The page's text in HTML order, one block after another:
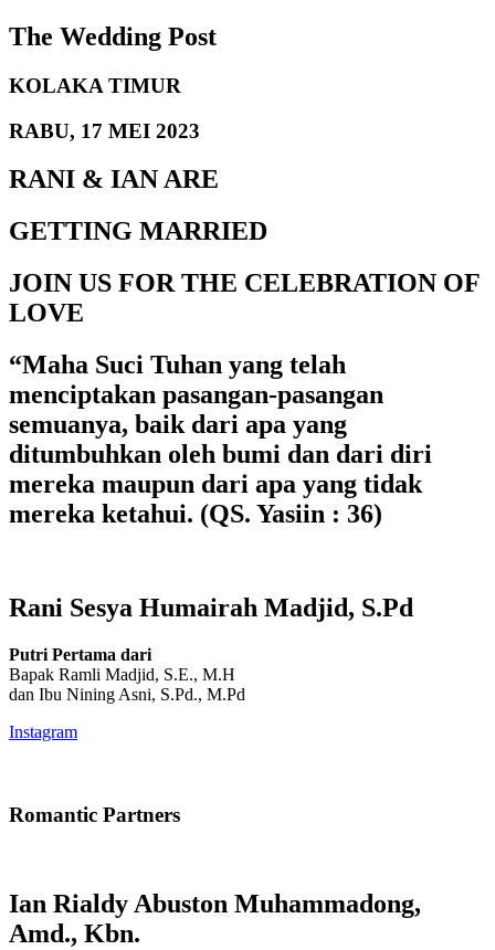
The Wedding Post
KOLAKA TIMUR
RABU, 17 MEI 2023
RANI & IAN ARE
GETTING MARRIED
JOIN US FOR THE CELEBRATION OF
LOVE
“Maha Suci Tuhan yang telah
menciptakan pasangan-pasangan
semuanya, baik dari apa yang
ditumbuhkan oleh bumi dan dari diri
mereka maupun dari apa yang tidak
mereka ketahui. (QS. Yasiin : 36)
Rani Sesya Humairah Madjid, S.Pd
Putri Pertama dari
Bapak Ramli Madjid, S.E., M.H
dan Ibu Nining Asni, S.Pd., M.Pd
Instagram
Romantic Partners
Ian Rialdy Abuston Muhammadong,
Amd., Kbn.